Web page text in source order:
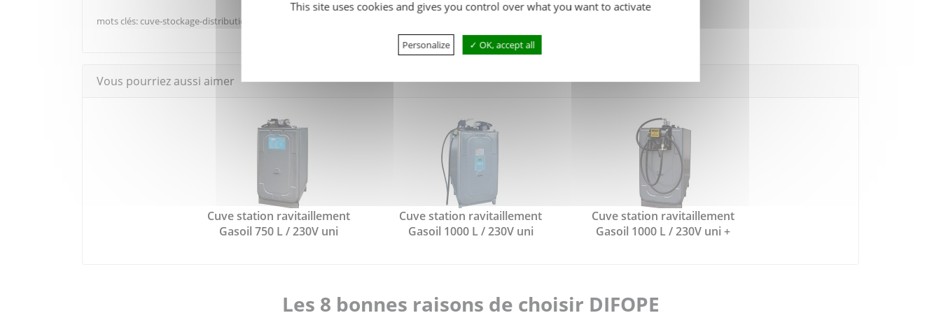
mots clés: cuve-stockage-distribution-gasoil-fuel-go
Vous pourriez aussi aimer
Cuve station ravitaillement
Gasoil 750 L / 230V uni
Cuve station ravitaillement
Gasoil 1000 L / 230V uni
Cuve station ravitaillement
Gasoil 1000 L / 230V uni +
Les 8 bonnes raisons de choisir DIFOPE
This site uses cookies and gives you control over what you want to activate
Personalize OK, accept all